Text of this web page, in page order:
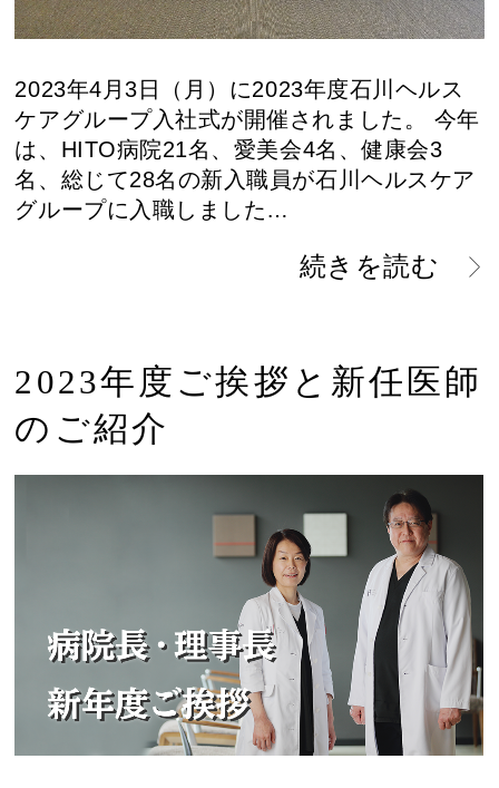
2023年4月3日（月）に2023年度石川ヘルス
ケアグループ入社式が開催されました。 今年
は、HITO病院21名、愛美会4名、健康会3
名、総じて28名の新入職員が石川ヘルスケア
グループに入職しました…
続きを読む
2023年度ご挨拶と新任医師
のご紹介